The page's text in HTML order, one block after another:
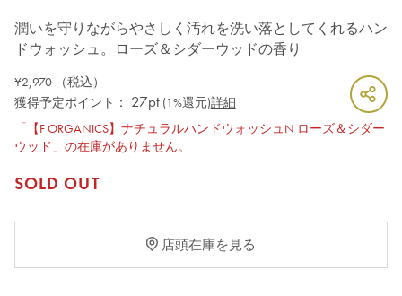
潤いを守りながらやさしく汚れを洗い落としてくれるハン
ドウォッシュ。ローズ＆シダーウッドの香り
¥2,970（税込）
獲得予定ポイント：
27pt (1%還元)詳細
「【F ORGANICS】ナチュラルハンドウォッシュN ローズ＆シダー
ウッド」の在庫がありません。
SOLD OUT
店頭在庫を見る